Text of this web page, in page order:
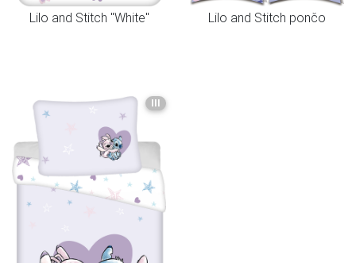
Lilo and Stitch "White" Lilo and Stitch pončo
III